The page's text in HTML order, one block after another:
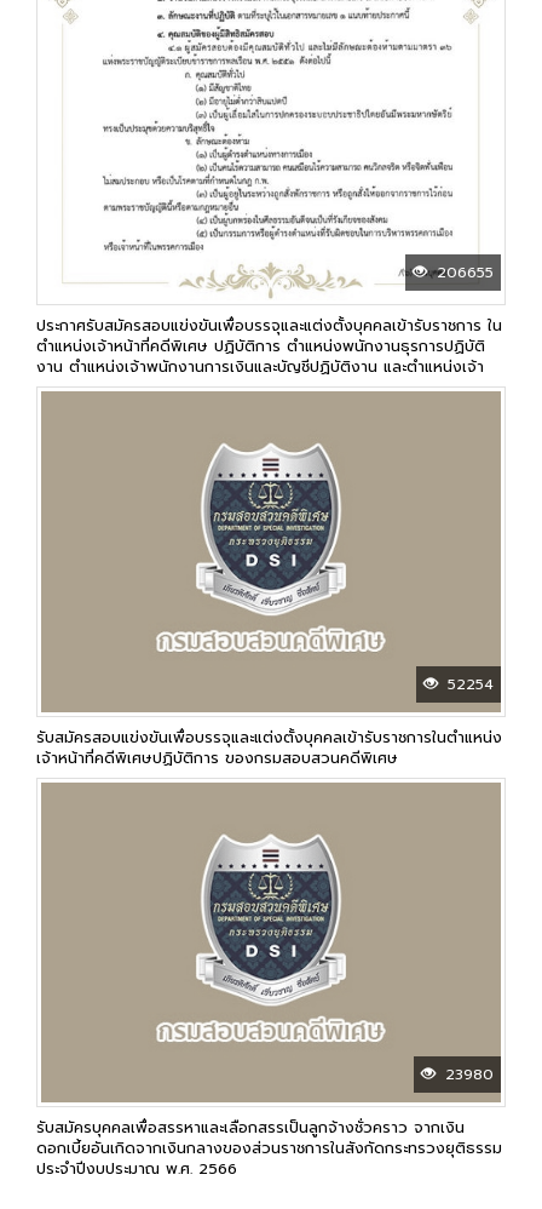
206655
ประกาศรับสมัครสอบแข่งขันเพื่อบรรจุและแต่งตั้งบุคคลเข้ารับราชการ ใน
ตำแหน่งเจ้าหน้าที่คดีพิเศษ ปฏิบัติการ ตำแหน่งพนักงานธุรการปฏิบัติ
งาน ตำแหน่งเจ้าพนักงานการเงินและบัญชีปฏิบัติงาน และตำแหน่งเจ้า
พนักงานพัสดุปฏิบัติงาน
52254
รับสมัครสอบแข่งขันเพื่อบรรจุและแต่งตั้งบุคคลเข้ารับราชการในตำแหน่ง
เจ้าหน้าที่คดีพิเศษปฏิบัติการ ของกรมสอบสวนคดีพิเศษ
23980
รับสมัครบุคคลเพื่อสรรหาและเลือกสรรเป็นลูกจ้างชั่วคราว จากเงิน
ดอกเบี้ยอันเกิดจากเงินกลางของส่วนราชการในสังกัดกระทรวงยุติธรรม
ประจำปีงบประมาณ พ.ศ. 2566